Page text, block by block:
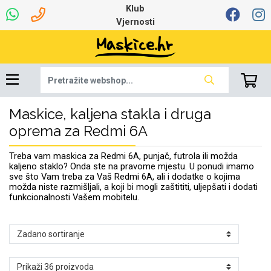
Klub
Vjernosti
Maskice, kaljena stakla i druga
oprema za Redmi 6A
Treba vam maskica za Redmi 6A, punjač, futrola ili možda
kaljeno staklo? Onda ste na pravome mjestu. U ponudi imamo
sve što Vam treba za Vaš Redmi 6A, ali i dodatke o kojima
možda niste razmišljali, a koji bi mogli zaštititi, uljepšati i dodati
funkcionalnosti Vašem mobitelu.
Dinamo maskice za
mobitel
Robotski usisavači Stolne lampe
Najprodavanije -
TOP 100
Šarene maskice
Ljetna kolekcija Proljetna kolekcija
Univerzalna oprema
za tablet
7.0 - 8.0 inča 8.0 - 9.0 inča
Oprema za Lenovo
Apple Samsung
Igračke i ostalo
Selfie Stick Držači za auto
Punjači Bežični punjači
Mikrofoni Bluetooth slušalice
Pametni Satovi
Memorije i
memorijske kartice
Oprema za Smart
Watch
Auto Kamere
Podloga za miš Tipkovnice i miševi
mikrofoni
Punjači za laptope
Hladnjaci za laptop
Ruksaci i torbice Razno